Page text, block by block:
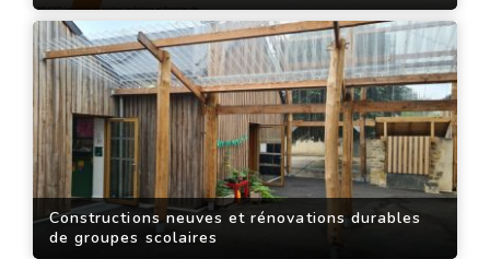
Constructions neuves et rénovations durables
de groupes scolaires